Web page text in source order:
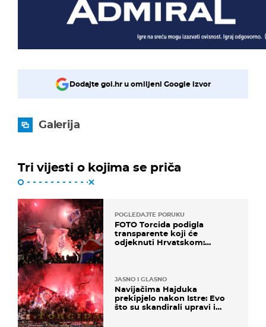
Dodajte gol.hr u omiljeni Google izvor
Galerija
Tri vijesti o kojima se priča
POGLEDAJTE PORUKU
FOTO Torcida podigla
transparente koji će
odjeknuti Hrvatskom:
JASNO I GLASNO
Navijačima Hajduka
prekipjelo nakon Istre: Evo
što su skandirali upravi i